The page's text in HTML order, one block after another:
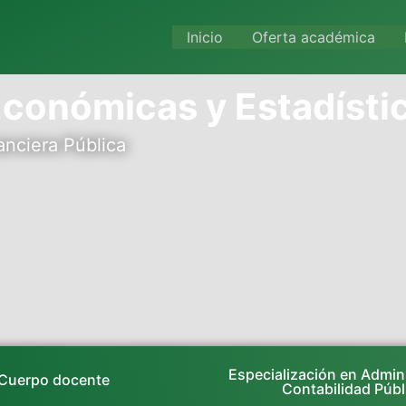
Inicio Oferta académica
y
Pública
docente
Especialización en
Contabilidad